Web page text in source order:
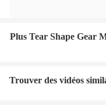
Plus Tear Shape Gear
Trouver des vidéos